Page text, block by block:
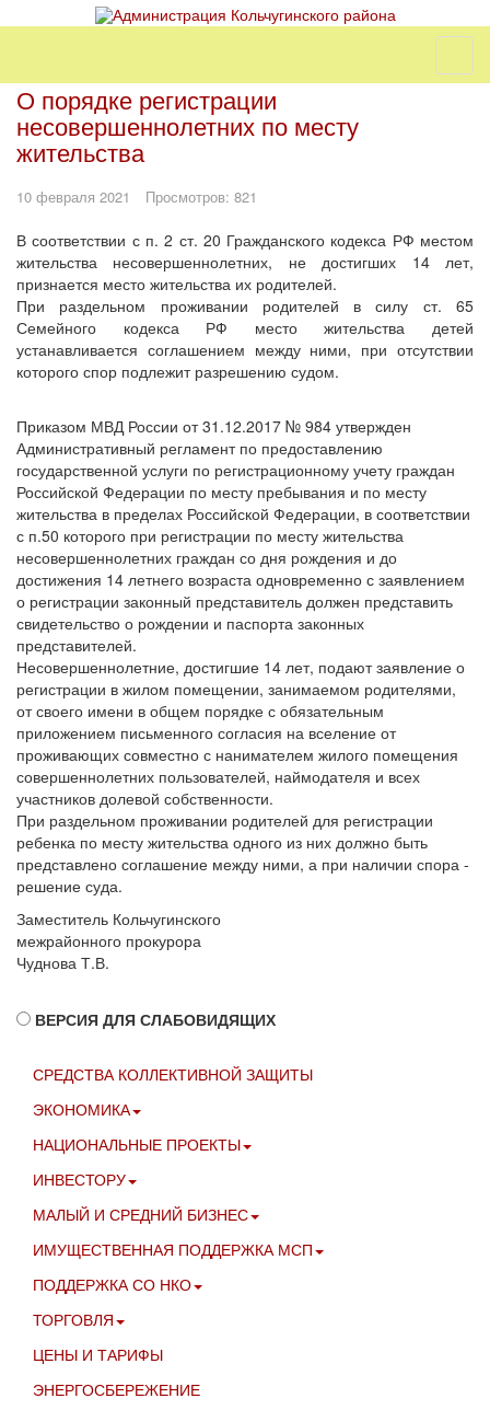
О порядке регистрации
несовершеннолетних по месту
жительства
10 февраля 2021 Просмотров: 821
В соответствии с п. 2 ст. 20 Гражданского кодекса РФ местом
жительства несовершеннолетних, не достигших 14 лет,
признается место жительства их родителей.
При раздельном проживании родителей в силу ст. 65
Семейного кодекса РФ место жительства детей
устанавливается соглашением между ними, при отсутствии
которого спор подлежит разрешению судом.
Приказом МВД России от 31.12.2017 № 984 утвержден
Административный регламент по предоставлению
государственной услуги по регистрационному учету граждан
Российской Федерации по месту пребывания и по месту
жительства в пределах Российской Федерации, в соответствии
с п.50 которого при регистрации по месту жительства
несовершеннолетних граждан со дня рождения и до
достижения 14 летнего возраста одновременно с заявлением
о регистрации законный представитель должен представить
свидетельство о рождении и паспорта законных
представителей.
Несовершеннолетние, достигшие 14 лет, подают заявление о
регистрации в жилом помещении, занимаемом родителями,
от своего имени в общем порядке с обязательным
приложением письменного согласия на вселение от
проживающих совместно с нанимателем жилого помещения
совершеннолетних пользователей, наймодателя и всех
участников долевой собственности.
При раздельном проживании родителей для регистрации
ребенка по месту жительства одного из них должно быть
представлено соглашение между ними, а при наличии спора -
решение суда.
Заместитель Кольчугинского
межрайонного прокурора
Чуднова Т.В.
ВЕРСИЯ ДЛЯ СЛАБОВИДЯЩИХ
СРЕДСТВА КОЛЛЕКТИВНОЙ ЗАЩИТЫ
ЭКОНОМИКА
НАЦИОНАЛЬНЫЕ ПРОЕКТЫ
ИНВЕСТОРУ
МАЛЫЙ И СРЕДНИЙ БИЗНЕС
ИМУЩЕСТВЕННАЯ ПОДДЕРЖКА МСП
ПОДДЕРЖКА СО НКО
ТОРГОВЛЯ
ЦЕНЫ И ТАРИФЫ
ЭНЕРГОСБЕРЕЖЕНИЕ